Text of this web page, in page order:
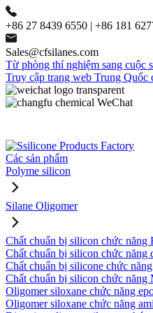
+86 27 8439 6550 | +86 181
Sales@cfsilanes.com
Từ phòng thí nghiệm sang cuộc
Truy cập trang web Trung Quốc
Các sản phẩm
Polyme silicon
Silane Oligomer
Chất chuẩn bị silicon chức
Chất chuẩn bị silicon chức
Chất chuẩn bị silicone chức
Chất chuẩn bị silicon chức
Oligomer siloxane chức năng
Oligomer siloxane chức năng